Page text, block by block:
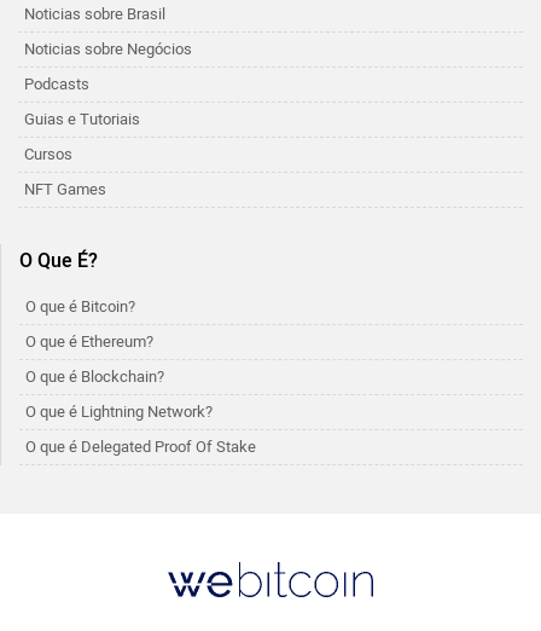
Noticias sobre Brasil
Noticias sobre Negócios
Podcasts
Guias e Tutoriais
Cursos
NFT Games
O Que É?
O que é Bitcoin?
O que é Ethereum?
O que é Blockchain?
O que é Lightning Network?
O que é Delegated Proof Of Stake